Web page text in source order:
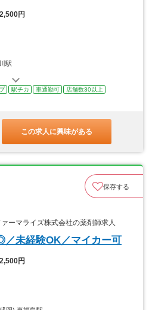
円
駅
駅チカ 車通勤可
店舗数30以上
この求人に興味がある
保存する
マライズ株式会社の薬剤師求人
／未経験OK／マイカー可
円